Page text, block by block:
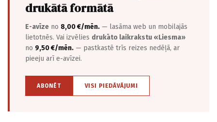
drukātā formātā
E-avīze no 8,00 €/mēn. — lasāma web un mobilajās
lietotnēs. Vai izvēlies drukāto laikrakstu «Liesma»
no 9,50 €/mēn. — pastkastē trīs reizes nedēļā, ar
pieeju arī e-avīzei.
ABONĒT VISI PIEDĀVĀJUMI